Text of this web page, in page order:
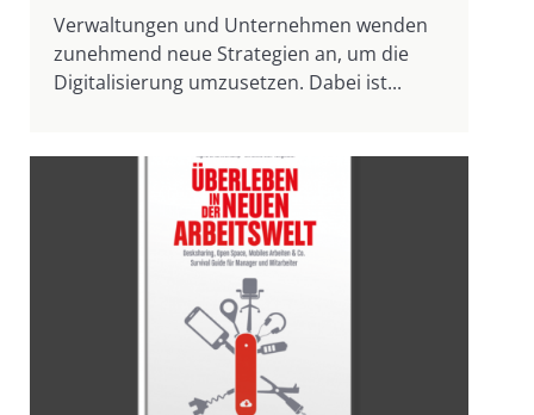
Verwaltungen und Unternehmen wenden
zunehmend neue Strategien an, um die
Digitalisierung umzusetzen. Dabei ist...